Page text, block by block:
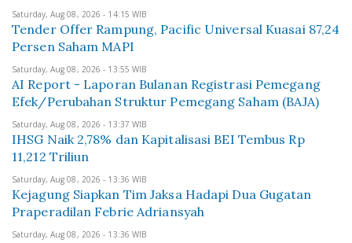
Saturday, Aug 08, 2026 - 14:15 WIB
Tender Offer Rampung, Pacific Universal Kuasai 87,24
Persen Saham MAPI
Saturday, Aug 08, 2026 - 13:55 WIB
AI Report - Laporan Bulanan Registrasi Pemegang
Efek/Perubahan Struktur Pemegang Saham (BAJA)
Saturday, Aug 08, 2026 - 13:37 WIB
IHSG Naik 2,78% dan Kapitalisasi BEI Tembus Rp
11,212 Triliun
Saturday, Aug 08, 2026 - 13:36 WIB
Kejagung Siapkan Tim Jaksa Hadapi Dua Gugatan
Praperadilan Febrie Adriansyah
Saturday, Aug 08, 2026 - 13:36 WIB